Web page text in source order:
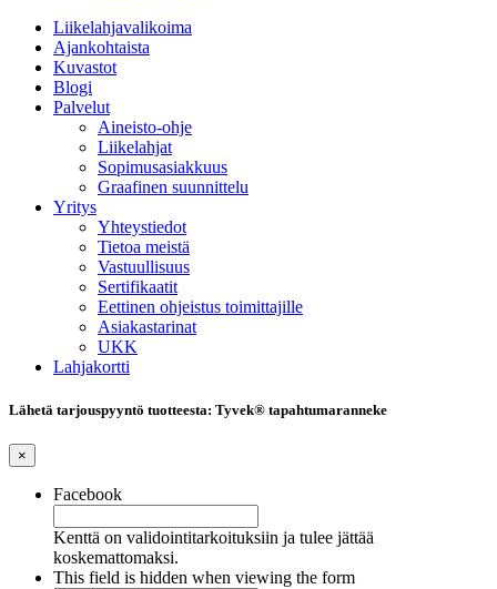
Liikelahjavalikoima
Ajankohtaista
Kuvastot
Blogi
Palvelut
Aineisto-ohje
Liikelahjat
Sopimusasiakkuus
Graafinen suunnittelu
Yritys
Yhteystiedot
Tietoa meistä
Vastuullisuus
Sertifikaatit
Eettinen ohjeistus toimittajille
Asiakastarinat
UKK
Lahjakortti
Lähetä tarjouspyyntö tuotteesta: Tyvek® tapahtumaranneke
×
Facebook
Kenttä on validointitarkoituksiin ja tulee jättää
koskemattomaksi.
This field is hidden when viewing the form